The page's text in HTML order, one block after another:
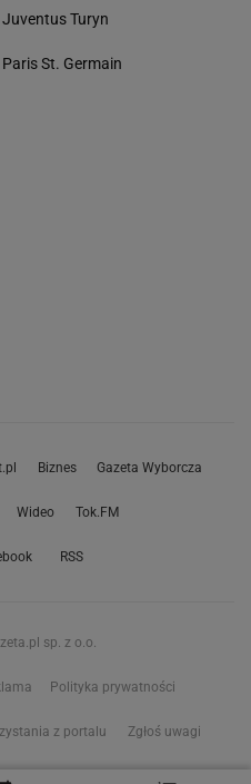
Juventus Turyn
Paris St. Germain
Biznes Gazeta Wyborcza
Wideo Tok.FM
RSS
sp. z o.o.
Polityka prywatności
z portalu Zgłoś uwagi